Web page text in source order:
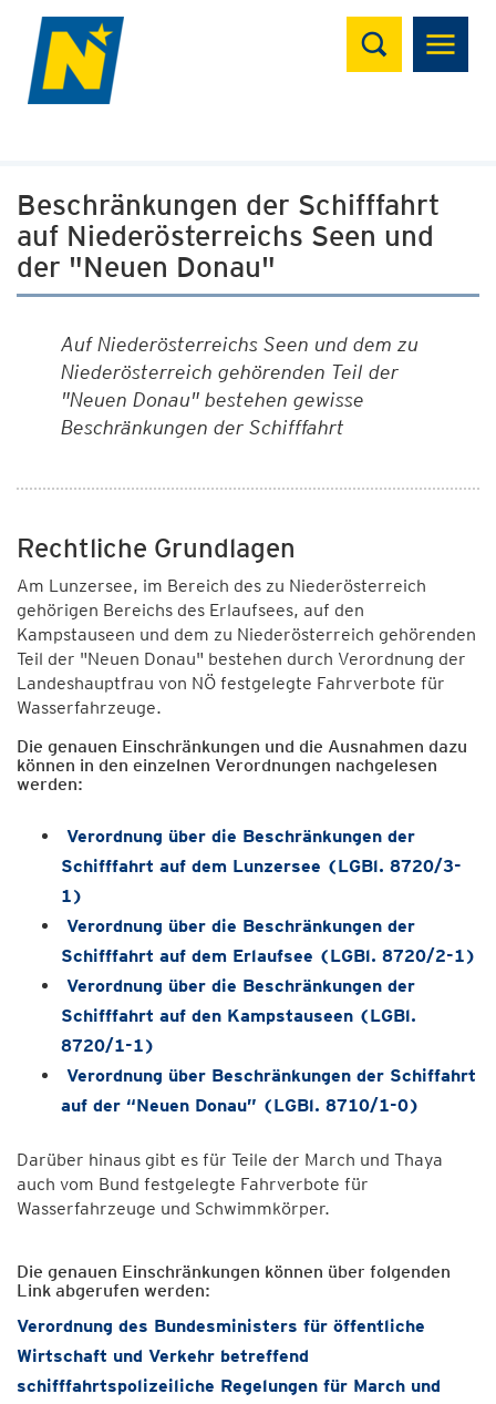
Suchen
Beschränkungen der Schifffahrt
auf Niederösterreichs Seen und
der "Neuen Donau"
Auf Niederösterreichs Seen und dem zu
Niederösterreich gehörenden Teil der
"Neuen Donau" bestehen gewisse
Beschränkungen der Schifffahrt
Rechtliche Grundlagen
Am Lunzersee, im Bereich des zu Niederösterreich
gehörigen Bereichs des Erlaufsees, auf den
Kampstauseen und dem zu Niederösterreich gehörenden
Teil der "Neuen Donau" bestehen durch Verordnung der
Landeshauptfrau von NÖ festgelegte Fahrverbote für
Wasserfahrzeuge.
Die genauen Einschränkungen und die Ausnahmen dazu
können in den einzelnen Verordnungen nachgelesen
werden:
Verordnung über die Beschränkungen der
Schifffahrt auf dem Lunzersee (LGBl. 8720/3-
1)
Verordnung über die Beschränkungen der
Schifffahrt auf dem Erlaufsee (LGBl. 8720/2-1)
Verordnung über die Beschränkungen der
Schifffahrt auf den Kampstauseen (LGBl.
8720/1-1)
Verordnung über Beschränkungen der Schiffahrt
auf der “Neuen Donau” (LGBl. 8710/1-0)
Darüber hinaus gibt es für Teile der March und Thaya
auch vom Bund festgelegte Fahrverbote für
Wasserfahrzeuge und Schwimmkörper.
Die genauen Einschränkungen können über folgenden
Link abgerufen werden:
Verordnung des Bundesministers für öffentliche
Wirtschaft und Verkehr betreffend
schifffahrtspolizeiliche Regelungen für March und